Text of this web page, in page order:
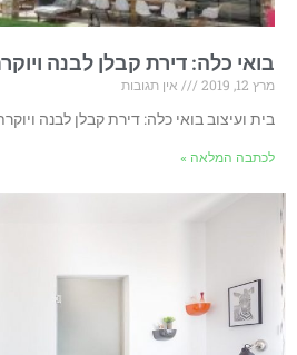
בואי כלה: דירת קבלן לבנה
מרץ 12, 2019
אין תגובות
בית ועיצוב בואי כלה: דירת קבלן לבנה
לכתבה המלאה »